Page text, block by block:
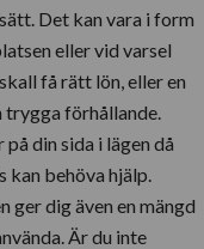
Det kan vara i form
eller vid varsel
få rätt lön, eller en
trygga förhållande.
din sida i lägen då
kan behöva hjälp.
ger dig även en mängd
Är du inte